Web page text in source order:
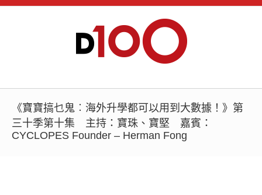
《寶寶搞乜鬼︰海外升學都可以用到大數據！》第
三十季第十集 主持：寶珠、寶堅 嘉賓：
CYCLOPES Founder – Herman Fong